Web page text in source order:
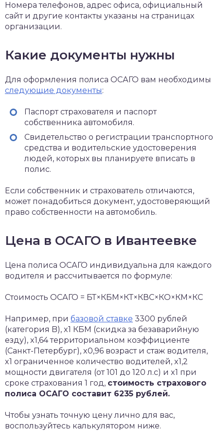
Номера телефонов, адрес офиса, официальный
сайт и другие контакты указаны на страницах
организации.
Какие документы нужны
Для оформления полиса ОСАГО вам необходимы
следующие документы:
Паспорт страхователя и паспорт
собственника автомобиля.
Свидетельство о регистрации транспортного
средства и водительские удостоверения
людей, которых вы планируете вписать в
полис.
Если собственник и страхователь отличаются,
может понадобиться документ, удостоверяющий
право собственности на автомобиль.
Цена в ОСАГО в Ивантеевке
Цена полиса ОСАГО индивидуальна для каждого
водителя и рассчитывается по формуле:
Стоимость ОСАГО = БТ×КБМ×КТ×КВС×КО×КМ×КС
Например, при базовой ставке 3300 рублей
(категория B), x1 КБМ (скидка за безаварийную
езду), x1,64 территориальном коэффициенте
(Санкт-Петербург), x0,96 возраст и стаж водителя,
x1 ограниченное количество водителей, x1,2
мощности двигателя (от 101 до 120 л.с) и x1 при
сроке страхования 1 год, стоимость страхового
полиса ОСАГО составит 6235 рублей.
Чтобы узнать точную цену лично для вас,
воспользуйтесь калькулятором ниже.